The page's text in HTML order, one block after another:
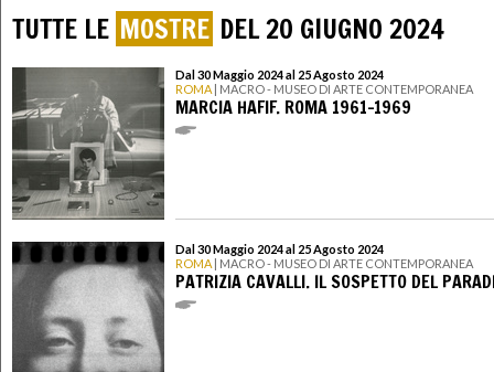
TUTTE LE MOSTRE DEL 20 GIUGNO 2024
Dal 30 Maggio 2024 al 25 Agosto 2024
ROMA | MACRO - MUSEO DI ARTE CONTEMPORANEA
MARCIA HAFIF. ROMA 1961-1969
Dal 30 Maggio 2024 al 25 Agosto 2024
ROMA | MACRO - MUSEO DI ARTE CONTEMPORANEA
PATRIZIA CAVALLI. IL SOSPETTO DEL